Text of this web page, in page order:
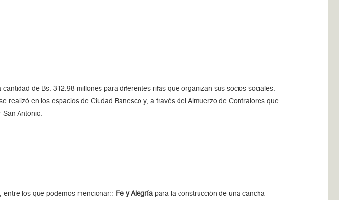
de Bs. 312,98 millones para diferentes rifas que organizan sus socios sociales.
realizó en los espacios de Ciudad Banesco y, a través del Almuerzo de Contralores que
San Antonio.
entre los que podemos mencionar:: Fe y Alegría para la construcción de una cancha